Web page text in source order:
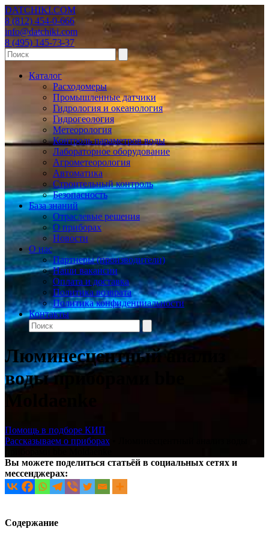
DATCHIKI.COM
8 (812) 454-0-666
info@datchiki.com
8 (495) 145-73-37
Каталог
Расходомеры
Промышленные датчики
Гидрология и океанология
Гидрогеология
Метеорология
Контроль параметров воды
Лабораторное оборудование
Агрометеорология
Автоматика
Строительный контроль
Безопасность
База знаний
Отраслевые решения
О приборах
Новости
О нас
Партнеры (производители)
Наши вакансии
Оплата и доставка
Политика возврата
Политика конфиденциальности
Контакты
Люминесцентный анализ
воды приборами bbe
Помощь в подборе КИП
Рассказываем о приборах
Вы можете поделиться статьёй в социальных сетях и
мессенджерах:
Содержание